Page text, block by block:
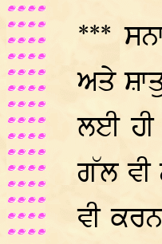
***
ਅਤੇ
ਲਈ ਹੀ
ਗੱਲ ਵੀ
ਵੀ